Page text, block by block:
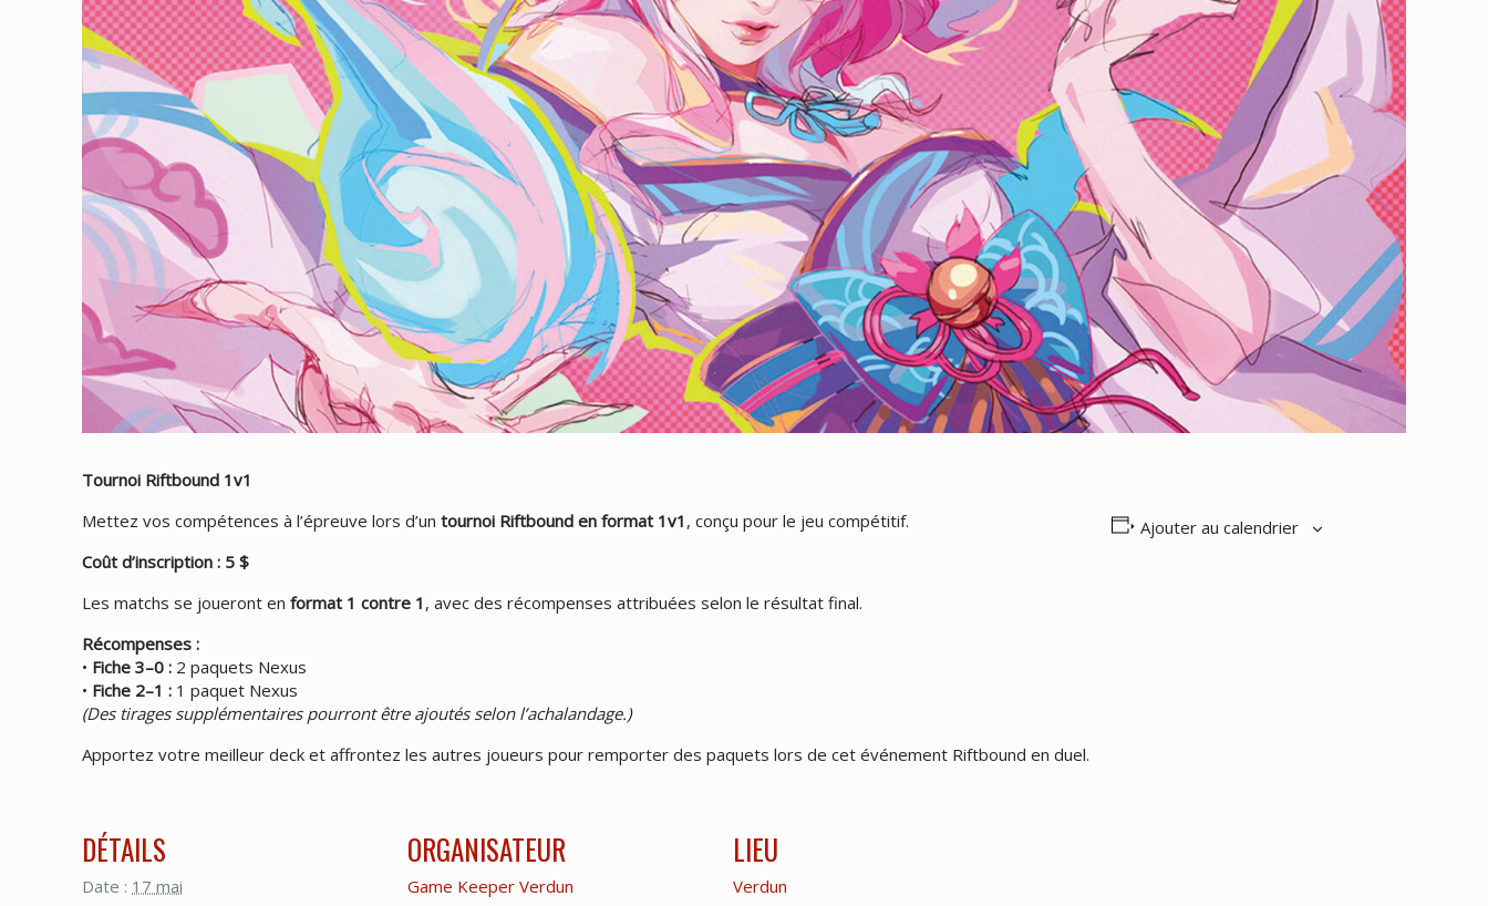
Tournoi Riftbound 1v1
Mettez vos compétences à l’épreuve lors d’untournoi Riftbound en format 1v1 , conçu pour le jeu compétitif.
Coût d’inscription : 5 $
Les matchs se joueront enformat 1 contre 1 , avec des récompenses attribuées selon le résultat final.
Récompenses :
• Fiche 3–0 : 2 paquets Nexus
• Fiche 2–1 : 1 paquet Nexus
(Des tirages supplémentaires pourront être ajoutés selon l’achalandage.)
Apportez votre meilleur deck et affrontez les autres joueurs pour remporter des paquets lors de cet événement Riftbound en duel.
Ajouter au calendrier
DÉTAILS
Date : 17 mai
ORGANISATEUR
Game Keeper Verdun
LIEU
Verdun